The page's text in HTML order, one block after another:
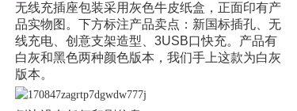
无线充插座包装采用灰色牛皮纸盒，正面印有产
品实物图。下方标注产品卖点：新国标插孔、无
线充电、创意支架造型、3USB口快充。产品有
白灰和黑色两种颜色版本，我们手上这款为白灰
版本。